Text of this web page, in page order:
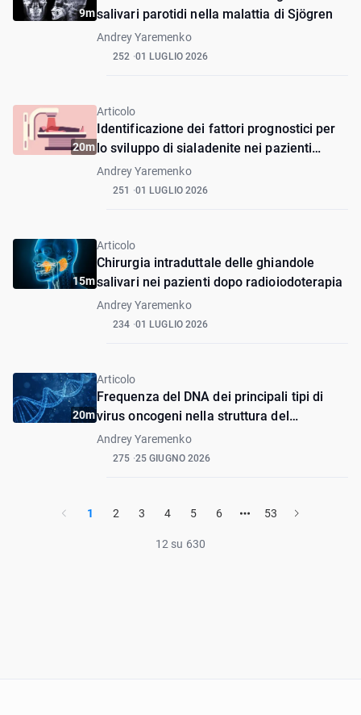
9msalivari parotidi nella malattia di Sjögren
Andrey Yaremenko
252 01 LUGLIO 2026
20m
Articolo
Identificazione dei fattori prognostici per
lo sviluppo di sialadenite nei pazienti
sottoposti a radioiodoterapia
Andrey Yaremenko
251 01 LUGLIO 2026
15m
Articolo
Chirurgia intraduttale delle ghiandole
salivari nei pazienti dopo radioiodoterapia
Andrey Yaremenko
234 01 LUGLIO 2026
20m
Articolo
Frequenza del DNA dei principali tipi di
virus oncogeni nella struttura del
carcinoma squamoso e della mucosa
orale normale
Andrey Yaremenko
275 25 GIUGNO 2026
1 2 3 4 5 6 53
12 su 630